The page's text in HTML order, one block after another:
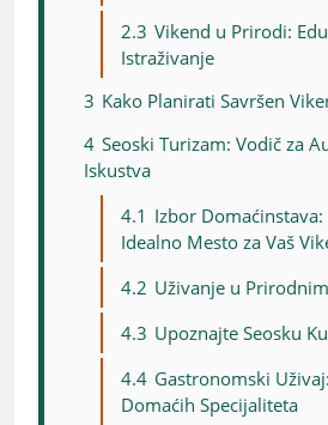
2.3 Vikend u Prirodi:
Istraživanje
3 Kako Planirati Savršen
4 Seoski Turizam: Vodič za
Iskustva
4.1 Izbor
Idealno Mesto za Vaš
4.2 Uživanje u
4.3 Upoznajte Seosku
4.4 Gastronomski
Domaćih Specijaliteta